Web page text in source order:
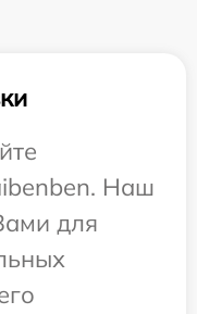
Наш
для